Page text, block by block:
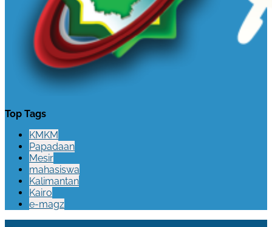
Top Tags
KMKM
Papadaan
Mesir
mahasiswa
Kalimantan
Kairo
e-magz